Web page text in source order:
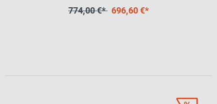
774,00 €* 696,60 €*